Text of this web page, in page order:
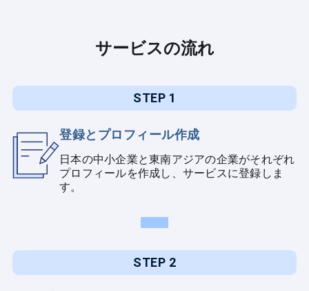
サービスの流れ
STEP 1
登録とプロフィール作成
日本の中小企業と東南アジアの企業がそれぞれ
プロフィールを作成し、サービスに登録しま
す。
STEP 2